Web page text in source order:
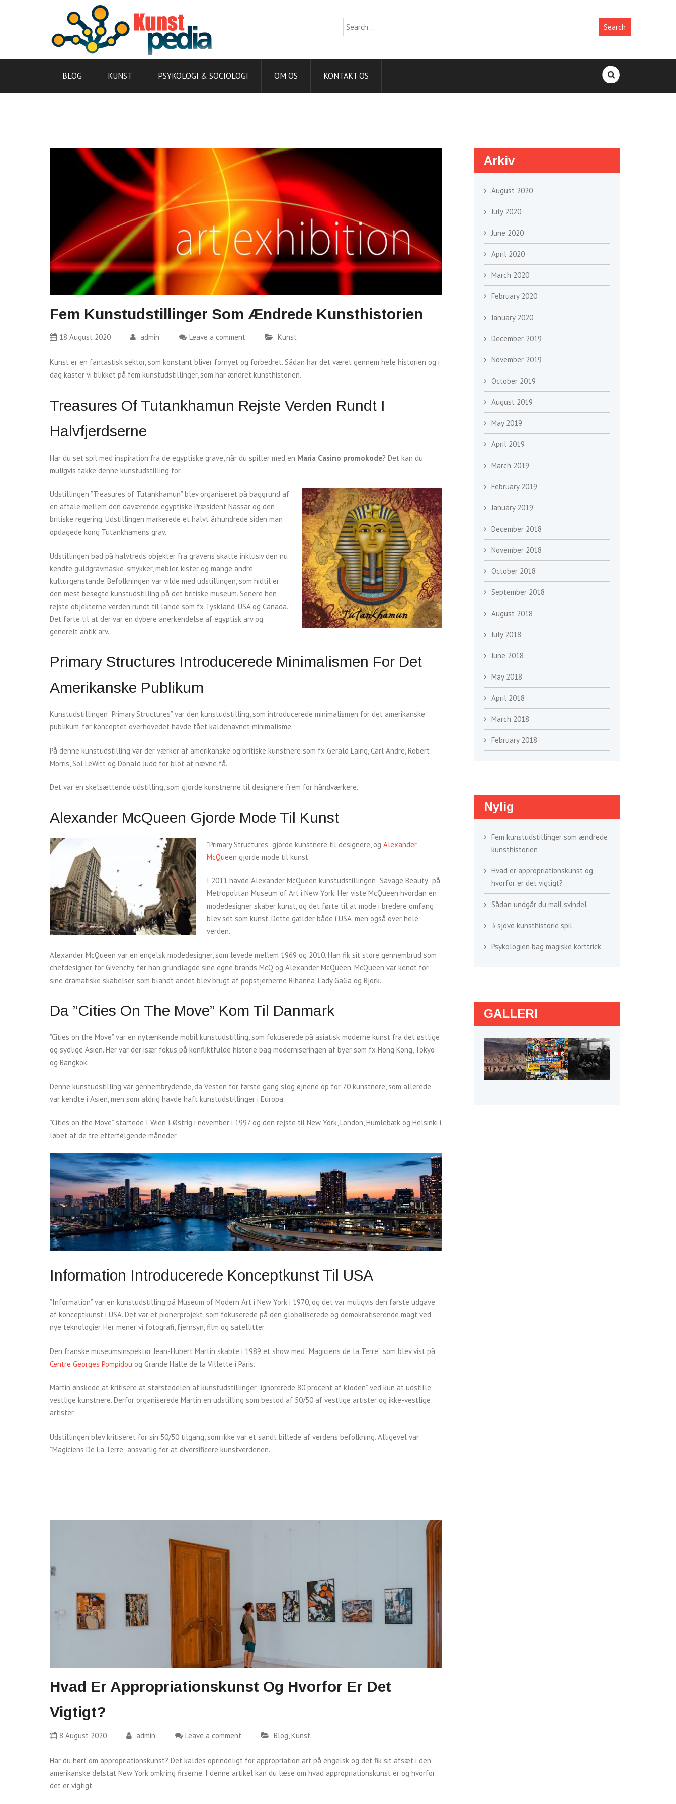
Search
for:
BLOG KUNST PSYKOLOGI & SOCIOLOGI OM OS KONTAKT OS
Search
for:
Fem Kunstudstillinger Som Ændrede Kunsthistorien
18 August 2020 admin Leave a comment Kunst
Kunst er en fantastisk sektor, som konstant bliver fornyet og forbedret. Sådan har det været gennem hele historien og i
dag kaster vi blikket på fem kunstudstillinger, som har ændret kunsthistorien.
Treasures Of Tutankhamun Rejste Verden Rundt I
Halvfjerdserne
Har du set spil med inspiration fra de egyptiske grave, når du spiller med en Maria Casino promokode? Det kan du
muligvis takke denne kunstudstilling for.
Udstillingen ”Treasures of Tutankhamun” blev organiseret på baggrund af
en aftale mellem den daværende egyptiske Præsident Nassar og den
britiske regering. Udstillingen markerede et halvt århundrede siden man
opdagede kong Tutankhamens grav.
Udstillingen bød på halvtreds objekter fra gravens skatte inklusiv den nu
kendte guldgravmaske, smykker, møbler, kister og mange andre
kulturgenstande. Befolkningen var vilde med udstillingen, som hidtil er
den mest besøgte kunstudstilling på det britiske museum. Senere hen
rejste objekterne verden rundt til lande som fx Tyskland, USA og Canada.
Det førte til at der var en dybere anerkendelse af egyptisk arv og
generelt antik arv.
Primary Structures Introducerede Minimalismen For Det
Amerikanske Publikum
Kunstudstillingen “Primary Structures” var den kunstudstilling, som introducerede minimalismen for det amerikanske
publikum, før konceptet overhovedet havde fået kaldenavnet minimalisme.
På denne kunstudstilling var der værker af amerikanske og britiske kunstnere som fx Gerald Laing, Carl Andre, Robert
Morris, Sol LeWitt og Donald Judd for blot at nævne få.
Det var en skelsættende udstilling, som gjorde kunstnerne til designere frem for håndværkere.
Alexander McQueen Gjorde Mode Til Kunst
”Primary Structures” gjorde kunstnere til designere, ogAlexander
McQueen gjorde mode til kunst.
I 2011 havde Alexander McQueen kunstudstillingen ”Savage Beauty” på
Metropolitan Museum of Art i New York. Her viste McQueen hvordan en
modedesigner skaber kunst, og det førte til at mode i bredere omfang
blev set som kunst. Dette gælder både i USA, men også over hele
verden.
Alexander McQueen var en engelsk modedesigner, som levede mellem 1969 og 2010. Han fik sit store gennembrud som
chefdesigner for Givenchy, før han grundlagde sine egne brands McQ og Alexander McQueen. McQueen var kendt for
sine dramatiske skabelser, som blandt andet blev brugt af popstjernerne Rihanna, Lady GaGa og Björk.
Da ”Cities On The Move” Kom Til Danmark
”Cities on the Move” var en nytænkende mobil kunstudstilling, som fokuserede på asiatisk moderne kunst fra det østlige
og sydlige Asien. Her var der især fokus på konfliktfulde historie bag moderniseringen af byer som fx Hong Kong, Tokyo
og Bangkok.
Denne kunstudstilling var gennembrydende, da Vesten for første gang slog øjnene op for 70 kunstnere, som allerede
var kendte i Asien, men som aldrig havde haft kunstudstillinger i Europa.
”Cities on the Move” startede I Wien I Østrig i november i 1997 og den rejste til New York, London, Humlebæk og Helsinki i
løbet af de tre efterfølgende måneder.
Information Introducerede Konceptkunst Til USA
”Information” var en kunstudstilling på Museum of Modern Art i New York i 1970, og det var muligvis den første udgave
af konceptkunst i USA. Det var et pionerprojekt, som fokuserede på den globaliserede og demokratiserende magt ved
nye teknologier. Her mener vi fotografi, fjernsyn, film og satellitter.
Den franske museumsinspektør Jean-Hubert Martin skabte i 1989 et show med ”Magiciens de la Terre”, som blev vist på
Centre Georges Pompidou og Grande Halle de la Villette i Paris.
Martin ønskede at kritisere at størstedelen af kunstudstillinger ”ignorerede 80 procent af kloden” ved kun at udstille
vestlige kunstnere. Derfor organiserede Martin en udstilling som bestod af 50/50 af vestlige artister og ikke-vestlige
artister.
Udstillingen blev kritiseret for sin 50/50 tilgang, som ikke var et sandt billede af verdens befolkning. Alligevel var
”Magiciens De La Terre” ansvarlig for at diversificere kunstverdenen.
Hvad Er Appropriationskunst Og Hvorfor Er Det
Vigtigt?
8 August 2020 admin Leave a comment Blog,Kunst
Har du hørt om appropriationskunst? Det kaldes oprindeligt for appropriation art på engelsk og det fik sit afsæt i den
amerikanske delstat New York omkring firserne. I denne artikel kan du læse om hvad appropriationskunst er og hvorfor
det er vigtigt.
Arkiv
August 2020
July 2020
June 2020
April 2020
March 2020
February 2020
January 2020
December 2019
November 2019
October 2019
August 2019
May 2019
April 2019
March 2019
February 2019
January 2019
December 2018
November 2018
October 2018
September 2018
August 2018
July 2018
June 2018
May 2018
April 2018
March 2018
February 2018
Nylig
Fem kunstudstillinger som ændrede
kunsthistorien
Hvad er appropriationskunst og
hvorfor er det vigtigt?
Sådan undgår du mail svindel
3 sjove kunsthistorie spil
Psykologien bag magiske korttrick
GALLERI